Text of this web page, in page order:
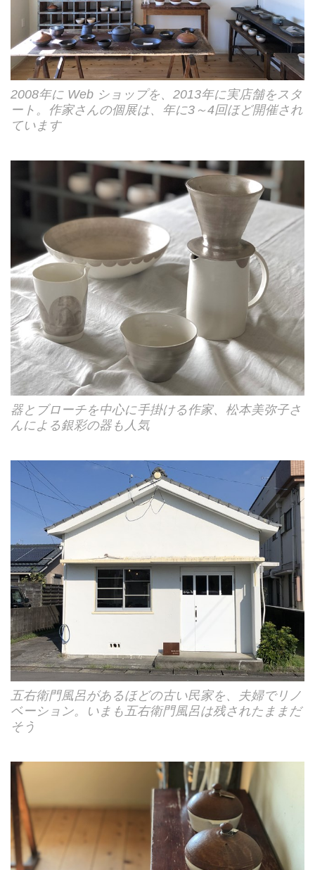
2008年に Web ショップを、2013年に実店舗をスタ
ート。作家さんの個展は、年に3～4回ほど開催され
ています
器とブローチを中心に手掛ける作家、松本美弥子さ
んによる銀彩の器も人気
五右衛門風呂があるほどの古い民家を、夫婦でリノ
ベーション。いまも五右衛門風呂は残されたままだ
そう